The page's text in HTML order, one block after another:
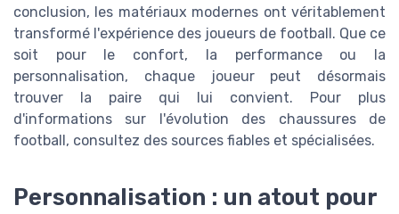
conclusion, les matériaux modernes ont véritablement
transformé l'expérience des joueurs de football. Que ce
soit pour le confort, la performance ou la
personnalisation, chaque joueur peut désormais
trouver la paire qui lui convient. Pour plus
d'informations sur l'évolution des chaussures de
football, consultez des sources fiables et spécialisées.
Personnalisation : un atout pour